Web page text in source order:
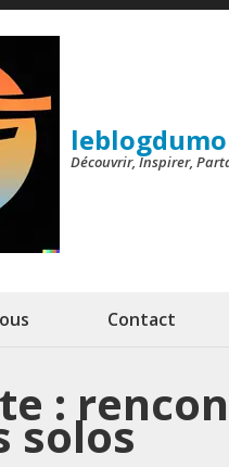
Découvrir, Inspirer,
Contact
:
solos